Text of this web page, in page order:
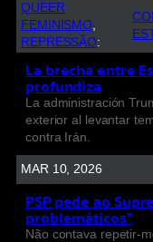
QUEER
FEMINISMO
REPRESSÃO:
La brecha entre
profundiza
La administración
exterior al levantar
contra Irán.
MAR 10, 2026
PSP pede ao
problemáticos”
Não contava repetir-